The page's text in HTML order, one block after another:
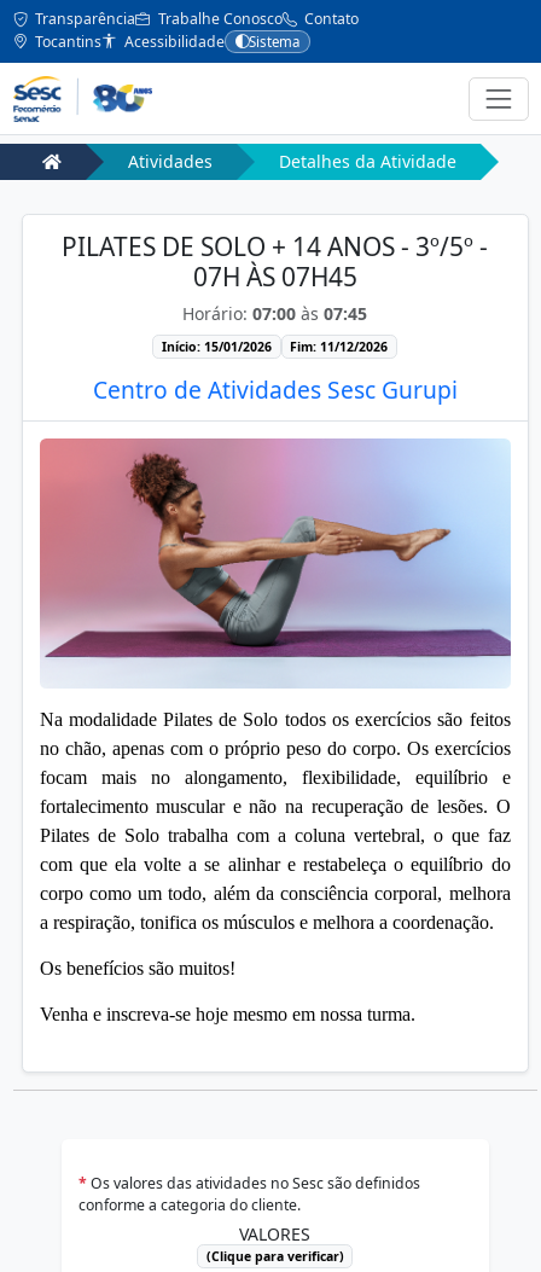
Transparência Trabalhe Conosco
Contato
Tocantins
Acessibilidade Sistema
Atividades Detalhes da Atividade
PILATES DE SOLO + 14 ANOS - 3º/5º -
07H ÀS 07H45
Horário: 07:00 às 07:45
Início: 15/01/2026 Fim: 11/12/2026
Centro de Atividades Sesc Gurupi
Na modalidade Pilates de Solo todos os exercícios são feitos
no chão, apenas com o próprio peso do corpo. Os exercícios
focam mais no alongamento, flexibilidade, equilíbrio e
fortalecimento muscular e não na recuperação de lesões. O
Pilates de Solo trabalha com a coluna vertebral, o que faz
com que ela volte a se alinhar e restabeleça o equilíbrio do
corpo como um todo, além da consciência corporal, melhora
a respiração, tonifica os músculos e melhora a coordenação.
Os benefícios são muitos!
Venha e inscreva-se hoje mesmo em nossa turma.
*Os valores das atividades no Sesc são definidos
conforme a categoria do cliente.
VALORES
(Clique para verificar)